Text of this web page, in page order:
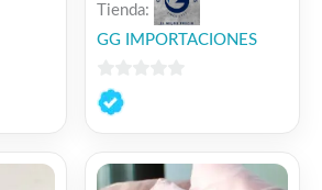
Tienda:
GG IMPORTACIONES
0
de